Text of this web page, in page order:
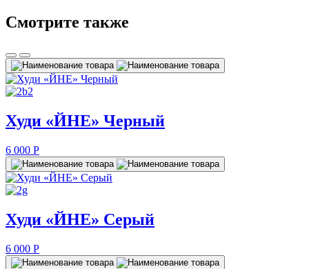
Смотрите также
Худи «ЙНЕ» Черный
6 000 P
Худи «ЙНЕ» Серый
6 000 P